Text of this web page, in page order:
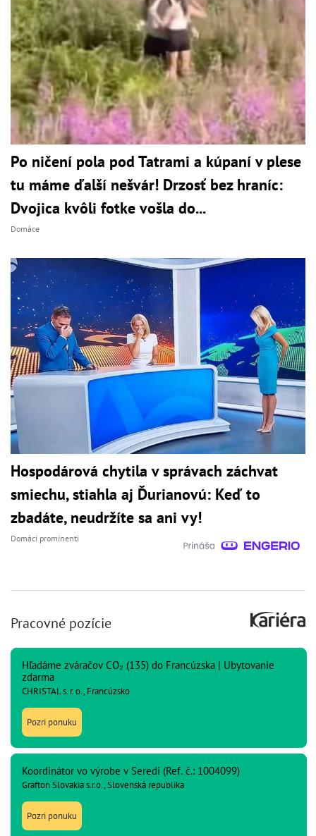
Po ničení pola pod Tatrami a kúpaní v plese
tu máme ďalší nešvár! Drzosť bez hraníc:
Dvojica kvôli fotke vošla do...
Domáce
Hospodárová chytila v správach záchvat
smiechu, stiahla aj Ďurianovú: Keď to
zbadáte, neudržíte sa ani vy!
Domáci prominenti
Pracovné pozície
Hľadáme zváračov CO₂ (135) do Francúzska | Ubytovanie
zdarma
CHRISTAL s. r. o., Francúzsko
Pozri ponuku
Koordinátor vo výrobe v Seredi (Ref. č.: 1004099)
Grafton Slovakia s.r.o., Slovenská republika
Pozri ponuku